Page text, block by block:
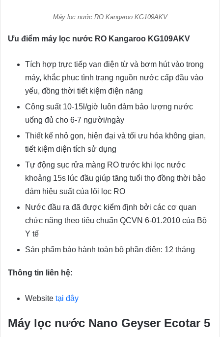
Máy lọc nước RO Kangaroo KG109AKV
Ưu điểm máy lọc nước RO Kangaroo KG109AKV
Tích hợp trực tiếp van điện từ và bơm hút vào trong
máy, khắc phục tình trạng nguồn nước cấp đầu vào
yếu, đồng thời tiết kiệm điện năng
Công suất 10-15l/giờ luôn đảm bảo lượng nước
uống đủ cho 6-7 người/ngày
Thiết kế nhỏ gọn, hiện đại và tối ưu hóa không gian,
tiết kiệm diện tích sử dụng
Tự động sục rửa màng RO trước khi lọc nước
khoảng 15s lúc đầu giúp tăng tuổi thọ đồng thời bảo
đảm hiệu suất của lõi lọc RO
Nước đầu ra đã được kiểm định bởi các cơ quan
chức năng theo tiêu chuẩn QCVN 6-01.2010 của Bộ
Y tế
Sản phẩm bảo hành toàn bộ phần điện: 12 tháng
Thông tin liên hệ:
Website tại đây
Máy lọc nước Nano Geyser Ecotar 5